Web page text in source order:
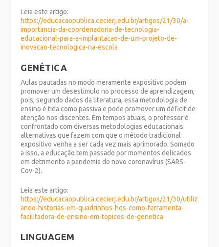
Leia este artigo:
https://educacaopublica.cecierj.edu.br/artigos/21/30/a-
importancia-da-coordenadoria-de-tecnologia-
educacional-para-a-implantacao-de-um-projeto-de-
inovacao-tecnologica-na-escola
GENÉTICA
Aulas pautadas no modo meramente expositivo podem
promover um desestímulo no processo de aprendizagem,
pois, segundo dados da literatura, essa metodologia de
ensino é tida como passiva e pode promover um déficit de
atenção nos discentes. Em tempos atuais, o professor é
confrontado com diversas metodologias educacionais
alternativas que fazem com que o método tradicional
expositivo venha a ser cada vez mais aprimorado. Somado
a isso, a educação tem passado por momentos delicados
em detrimento a pandemia do novo coronavírus (SARS-
Cov-2).
Leia este artigo:
https://educacaopublica.cecierj.edu.br/artigos/21/30/utiliz
ando-historias-em-quadrinhos-hqs-como-ferramenta-
facilitadora-de-ensino-em-topicos-de-genetica
LINGUAGEM